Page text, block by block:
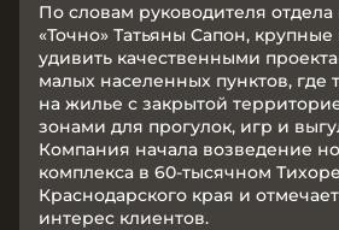
По словам руководителя отдела
«Точно» Татьяны Сапон,
удивить качественными
малых населенных пунктов, где
на жилье с закрытой
зонами для прогулок, игр и
Компания начала возведение
комплекса в 60-тысячном
Краснодарского края и
интерес клиентов.